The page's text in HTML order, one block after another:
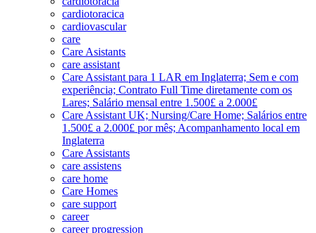
cardiotoracica
cardiovascular
care
Care Asistants
care assistant
Care Assistant para 1 LAR em Inglaterra; Sem e com
experiência; Contrato Full Time diretamente com os
Lares; Salário mensal entre 1.500£ a 2.000£
Care Assistant UK; Nursing/Care Home; Salários entre
1.500£ a 2.000£ por mês; Acompanhamento local em
Inglaterra
Care Assistants
care assistens
care home
Care Homes
care support
career
career progression